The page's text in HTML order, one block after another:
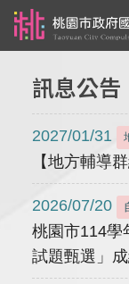
訊息公告
2027/01/31
【地方輔導
2026/07/20
桃園市114學
試題甄選」